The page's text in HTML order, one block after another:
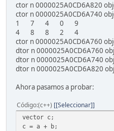
ctor n 0000025A0CD6A820
ctor n 0000025A0CD6A740
1 7 4 0 9
4 8 8 2 4
ctor n 0000025A0CD6A760
dtor n 0000025A0CD6A760
dtor n 0000025A0CD6A740
dtor n 0000025A0CD6A820
Ahora pasamos a probar:
Código(c++) [Seleccionar]
vector c;
c = a + b;